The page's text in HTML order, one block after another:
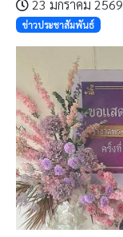
23 มกราคม 2569
ข่าวประชาสัมพันธ์